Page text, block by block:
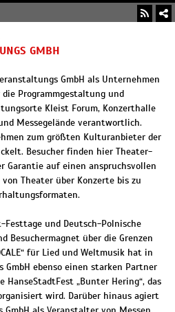
GMBH
GmbH als Unternehmen
Programmgestaltung und
Kleist Forum, Konzerthalle
Messegelände verantwortlich.
zum größten Kulturanbieter der
Besucher finden hier Theater-
Garantie auf einen anspruchsvollen
Theater über Konzerte bis zu
und Deutsch-Polnische
Besuchermagnet über die Grenzen
für Lied und Weltmusik hat in
GmbH ebenso einen starken Partner
„Bunter Hering“, das
wird. Darüber hinaus agiert